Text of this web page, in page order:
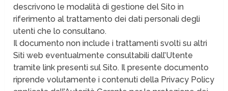
descrivono le modalità di gestione del Sito in
riferimento al trattamento dei dati personali degli
utenti che lo consultano.
Il documento non include i trattamenti svolti su altri
Siti web eventualmente consultabili dall’Utente
tramite link presenti sul Sito. Il presente documento
riprende volutamente i contenuti della Privacy Policy